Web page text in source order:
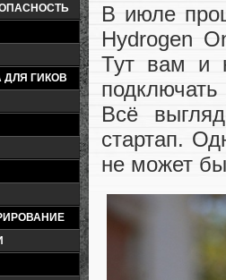
ДЛЯ ГИКОВ
В июле
Hydrogen
Тут вам и
Всё
стартап.
не может